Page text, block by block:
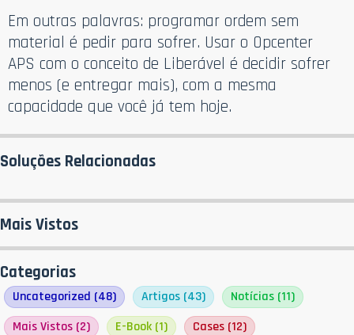
Em outras palavras: programar ordem sem
material é pedir para sofrer. Usar o Opcenter
APS com o conceito de Liberável é decidir sofrer
menos (e entregar mais), com a mesma
capacidade que você já tem hoje.
Soluções Relacionadas
Mais Vistos
Categorias
Uncategorized (48) Artigos (43) Notícias (11)
Mais Vistos (2) E-Book (1) Cases (12)